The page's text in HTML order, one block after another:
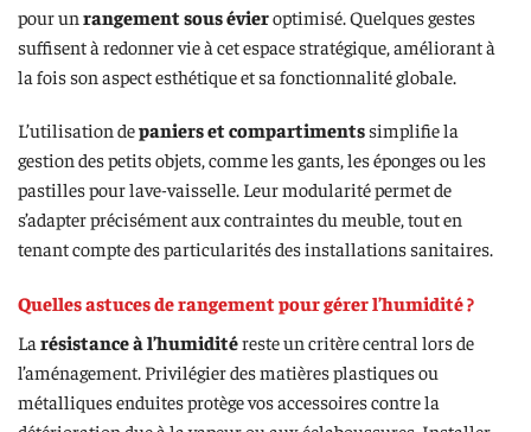
pour un rangement sous évieroptimisé. Quelques gestes
suffisent à redonner vie à cet espace stratégique, améliorant à
la fois son aspect esthétique et sa fonctionnalité globale.
L’utilisation depaniers et compartimentssimplifie la
gestion des petits objets, comme les gants, les éponges ou les
pastilles pour lave-vaisselle. Leur modularité permet de
s’adapter précisément aux contraintes du meuble, tout en
tenant compte des particularités des installations sanitaires.
Quelles astuces de rangement pour gérer l’humidité ?
La résistance à l’humiditéreste un critère central lors de
l’aménagement. Privilégier des matières plastiques ou
métalliques enduites protège vos accessoires contre la